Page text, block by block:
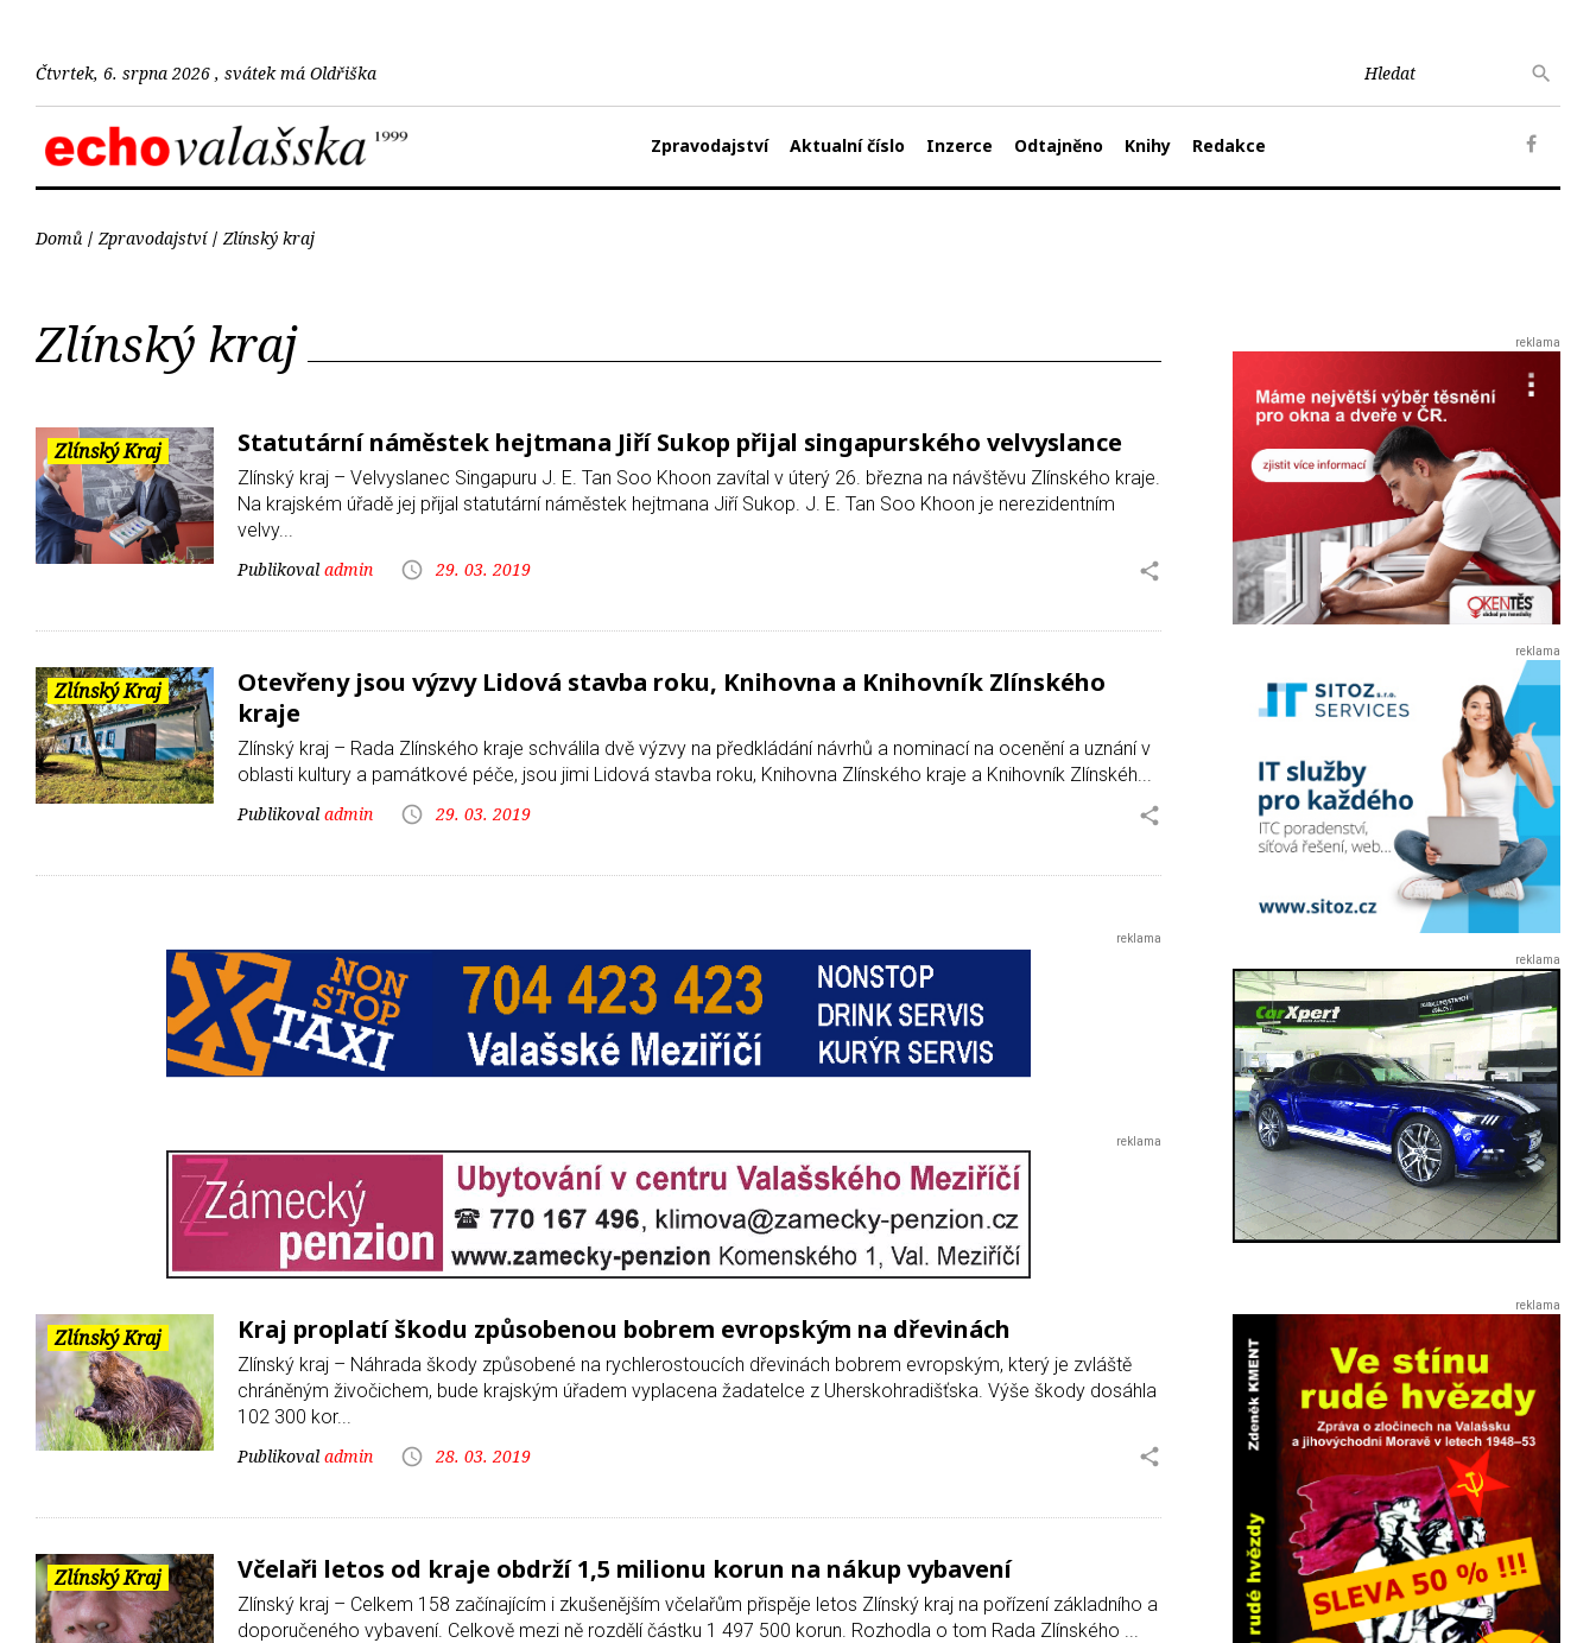
Čtvrtek, 6. srpna 2026 , svátek má Oldřiška
Zpravodajství Aktualní číslo Inzerce Odtajněno Knihy Redakce
Domů Zpravodajství Zlínský kraj
Zlínský kraj
Zlínský Kraj Statutární náměstek hejtmana Jiří Sukop přijal singapurského velvyslance
Zlínský kraj – Velvyslanec Singapuru J. E. Tan Soo Khoon zavítal v úterý 26. března na návštěvu Zlínského kraje.
Na krajském úřadě jej přijal statutární náměstek hejtmana Jiří Sukop. J. E. Tan Soo Khoon je nerezidentním
velvy...
admin
29. 03. 2019
Zlínský Kraj
Otevřeny jsou výzvy Lidová stavba roku, Knihovna a Knihovník Zlínského
kraje
Zlínský kraj – Rada Zlínského kraje schválila dvě výzvy na předkládání návrhů a nominací na ocenění a uznání v
oblasti kultury a památkové péče, jsou jimi Lidová stavba roku, Knihovna Zlínského kraje a Knihovník Zlínskéh...
admin
29. 03. 2019
Zlínský Kraj Kraj proplatí škodu způsobenou bobrem evropským na dřevinách
Zlínský kraj – Náhrada škody způsobené na rychlerostoucích dřevinách bobrem evropským, který je zvláště
chráněným živočichem, bude krajským úřadem vyplacena žadatelce z Uherskohradišťska. Výše škody dosáhla
102 300 kor...
admin
28. 03. 2019
Zlínský Kraj Včelaři letos od kraje obdrží 1,5 milionu korun na nákup vybavení
Zlínský kraj – Celkem 158 začínajícím i zkušenějším včelařům přispěje letos Zlínský kraj na pořízení základního a
doporučeného vybavení. Celkově mezi ně rozdělí částku 1 497 500 korun. Rozhodla o tom Rada Zlínského ...